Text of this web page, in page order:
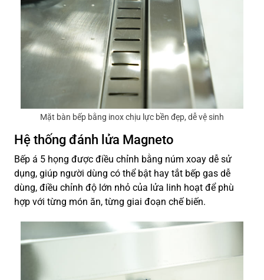
Mặt bàn bếp bằng inox chịu lực bền đẹp, dễ vệ sinh
Hệ thống đánh lửa Magneto
Bếp á 5 họng được điều chỉnh bằng núm xoay dễ sử
dụng, giúp người dùng có thể bật hay tắt bếp gas dễ
dùng, điều chỉnh độ lớn nhỏ của lửa linh hoạt để phù
hợp với từng món ăn, từng giai đoạn chế biến.